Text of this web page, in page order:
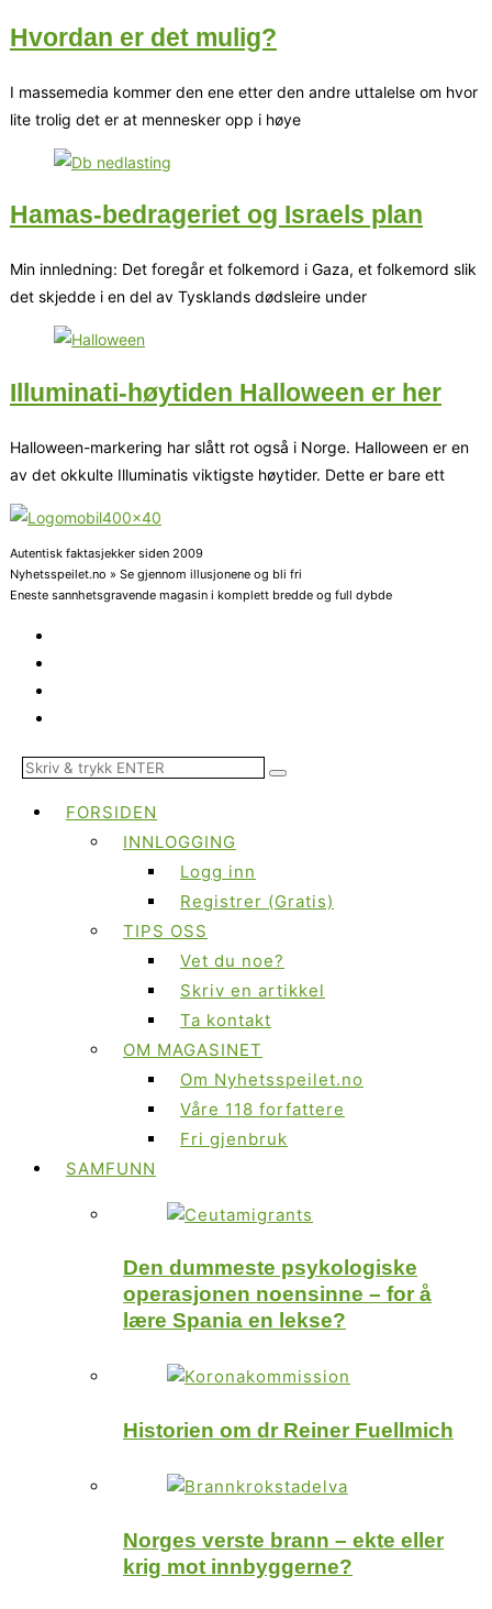
Hvordan er det mulig?
I massemedia kommer den ene etter den andre uttalelse om hvor
lite trolig det er at mennesker opp i høye
Hamas-bedrageriet og Israels plan
Min innledning: Det foregår et folkemord i Gaza, et folkemord slik
det skjedde i en del av Tysklands dødsleire under
Illuminati-høytiden Halloween er her
Halloween-markering har slått rot også i Norge. Halloween er en
av det okkulte Illuminatis viktigste høytider. Dette er bare ett
Autentisk faktasjekker siden 2009
Nyhetsspeilet.no » Se gjennom illusjonene og bli fri
Eneste sannhetsgravende magasin i komplett bredde og full dybde
FORSIDEN
INNLOGGING
Logg inn
Registrer (Gratis)
TIPS OSS
Vet du noe?
Skriv en artikkel
Ta kontakt
OM MAGASINET
Om Nyhetsspeilet.no
Våre 118 forfattere
Fri gjenbruk
SAMFUNN
Den dummeste psykologiske
operasjonen noensinne – for å
lære Spania en lekse?
Historien om dr Reiner Fuellmich
Norges verste brann – ekte eller
krig mot innbyggerne?